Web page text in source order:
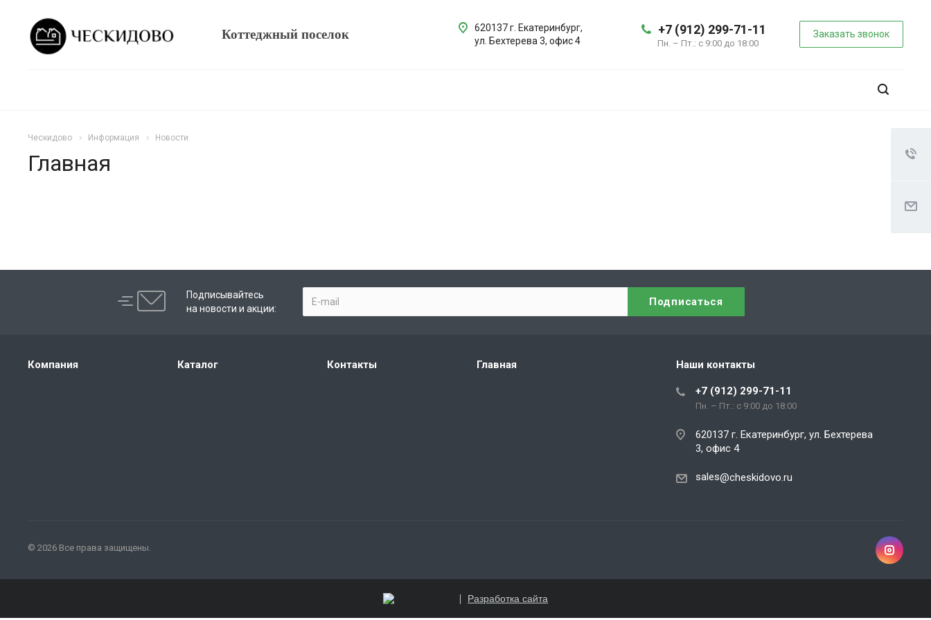
Коттеджный поселок +7 (912) 299-71-11
Пн. – Пт.: с 9:00 до 18:00
Заказать звонок
620137 г. Екатеринбург,
ул. Бехтерева 3, офис 4
Ческидово Информация Новости
Главная
Подписывайтесь
на новости и акции:
Компания Каталог Контакты Главная Наши контакты
+7 (912) 299-71-11
Пн. – Пт.: с 9:00 до 18:00
620137 г. Екатеринбург, ул. Бехтерева
3, офис 4
sales@cheskidovo.ru
© 2026 Все права защищены.
Разработка сайта